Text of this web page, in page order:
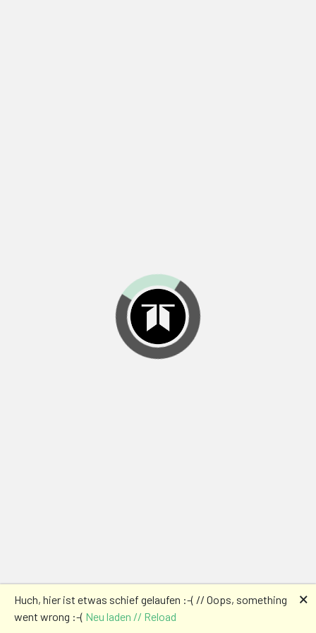
Huch, hier ist etwas schief gelaufen :-( // Oops, something
went wrong :-( Neu laden // Reload
🗙